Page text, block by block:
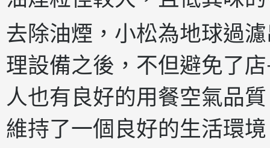
去除油煙，小松為地球過
理設備之後，不但避免了
人也有良好的用餐空氣品
維持了一個良好的生活環